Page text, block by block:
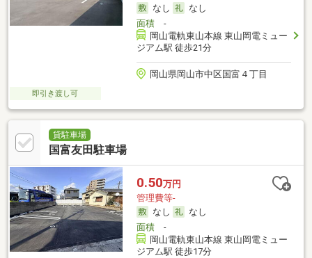
なし
なし
面積-
岡山電軌東山本線 東山岡電ミュー
ジアム駅 徒歩21分
岡山県岡山市中区国富４丁目
即引き渡し可
貸駐車場
国富友田駐車場
0.50万円
管理費等-
なし
なし
面積-
岡山電軌東山本線 東山岡電ミュー
ジアム駅 徒歩17分